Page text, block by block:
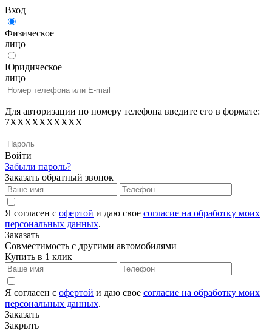
Вход
Физическое
лицо
Юридическое
лицо
Для авторизации по номеру телефона введите его в формате:
7XXXXXXXXXX
Войти
Забыли пароль?
Заказать обратный звонок
Я согласен с офертой и даю свое согласие на обработку моих
персональных данных.
Заказать
Совместимость с другими автомобилями
Купить в 1 клик
Я согласен с офертой и даю свое согласие на обработку моих
персональных данных.
Заказать
Закрыть